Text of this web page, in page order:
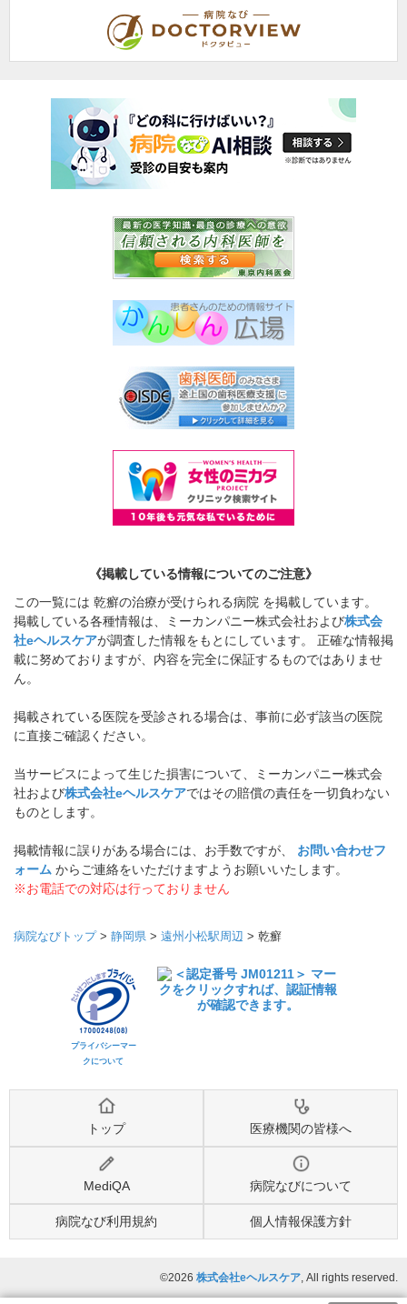
《掲載している情報についてのご注意》
この一覧には 乾癬の治療が受けられる病院 を掲載しています。
掲載している各種情報は、ミーカンパニー株式会社および株式会
社eヘルスケアが調査した情報をもとにしています。 正確な情報掲
載に努めておりますが、内容を完全に保証するものではありませ
ん。
掲載されている医院を受診される場合は、事前に必ず該当の医院
に直接ご確認ください。
当サービスによって生じた損害について、ミーカンパニー株式会
社および株式会社eヘルスケアではその賠償の責任を一切負わない
ものとします。
掲載情報に誤りがある場合には、お手数ですが、 お問い合わせフ
ォーム からご連絡をいただけますようお願いいたします。
※お電話での対応は行っておりません
病院なびトップ> 静岡県 > 遠州小松駅周辺 > 乾癬
プライバシーマー
クについて
トップ 医療機関の皆様へ
MediQA 病院なびについて
病院なび利用規約 個人情報保護方針
©2026 株式会社eヘルスケア, All rights reserved.